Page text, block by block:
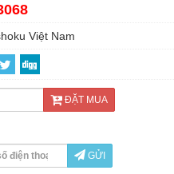
Việt Nam
ĐẶT MUA
GỬI